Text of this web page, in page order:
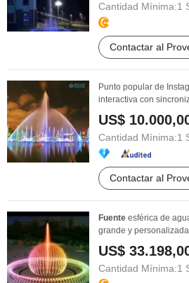
Cantidad Mínima:1
Contactar al
Punto popular de
interactiva con
US$
Cantidad Mínima:1
Contactar al
Fuente esférica de
grande y
US$
Cantidad Mínima:1